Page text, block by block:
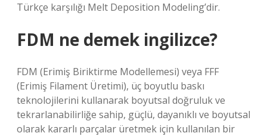
Türkçe karşılığı Melt Deposition Modeling’dir.
FDM ne demek ingilizce?
FDM (Erimiş Biriktirme Modellemesi) veya FFF
(Erimiş Filament Üretimi), üç boyutlu baskı
teknolojilerini kullanarak boyutsal doğruluk ve
tekrarlanabilirliğe sahip, güçlü, dayanıklı ve boyutsal
olarak kararlı parçalar üretmek için kullanılan bir